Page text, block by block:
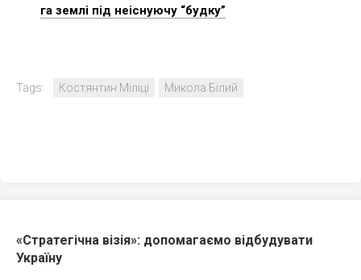
га землі під неіснуючу “будку”
Tags: Костянтин Міліці Микола Білий
«Стратегічна візія»: допомагаємо відбудувати
Україну